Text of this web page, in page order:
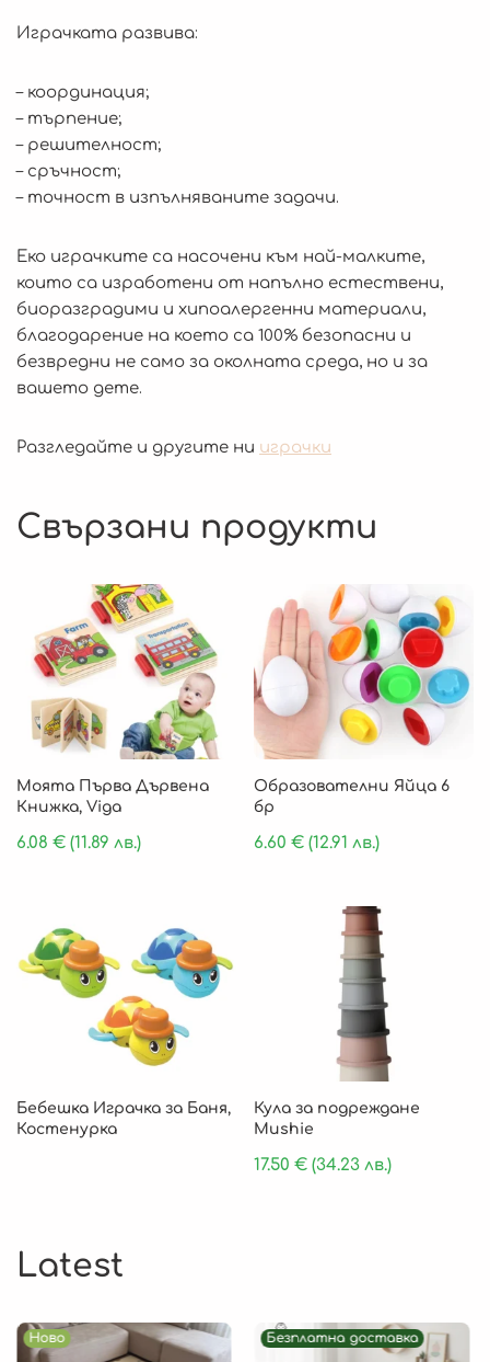
Играчката развива:
– координация;
– търпение;
– решителност;
– сръчност;
– точност в изпълняваните задачи.
Еко играчките са насочени към най-малките,
които са изработени от напълно естествени,
биоразградими и хипоалергенни материали,
благодарение на което са 100% безопасни и
безвредни не само за околната среда, но и за
вашето дете.
Разгледайте и другите ни играчки
Свързани продукти
Моята Първа Дървена
Книжка, Viga
6.08 € (11.89 лв.)
Образователни Яйца 6
бр
6.60€ (12.91 лв.)
Бебешка Играчка за Баня,
Костенурка
Кула за подреждане
Mushie
17.50€ (34.23 лв.)
Latest
Ново Безплатна доставка